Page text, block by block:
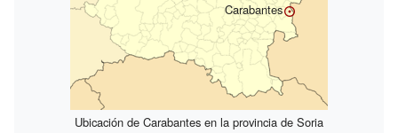
Carabantes
Ubicación de Carabantes en la provincia de Soria